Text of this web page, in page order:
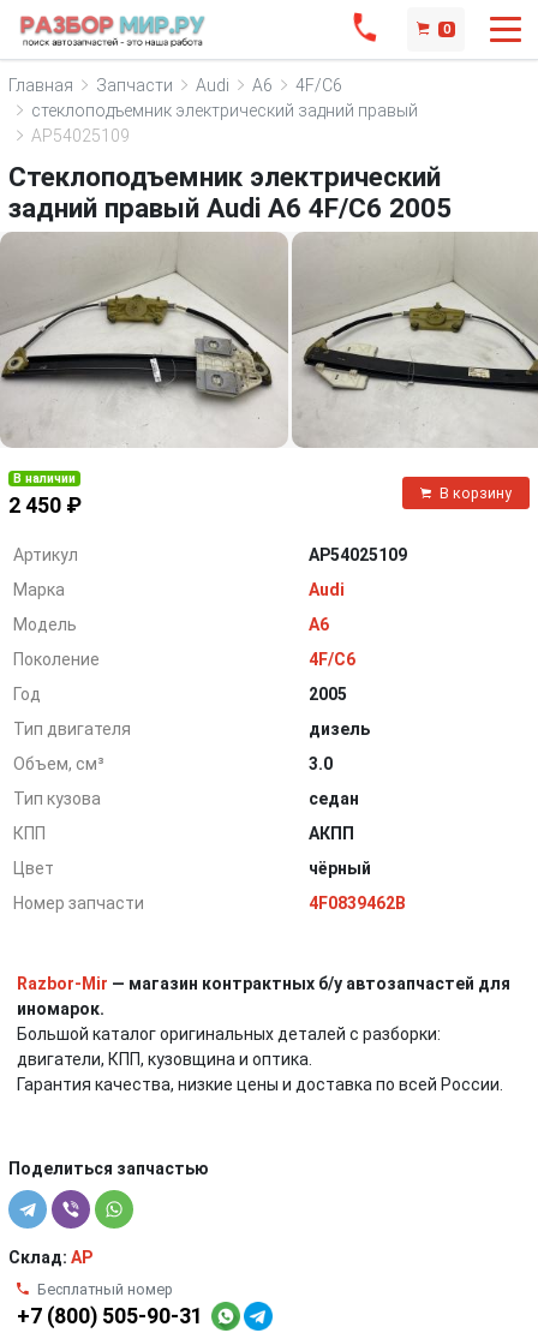
0
Главная Запчасти Audi A6
4F/C6
стеклоподъемник электрический задний правый
AP54025109
Стеклоподъемник электрический
задний правый Audi A6 4F/C6 2005
В наличии
2 450 ₽
В корзину
Артикул
AP54025109
Марка
Audi
Модель
A6
Поколение
4F/C6
Год
2005
Тип двигателя
дизель
Объем, см³
3.0
Тип кузова
седан
КПП
АКПП
Цвет
чёрный
Номер запчасти
4F0839462B
Razbor-Mir — магазин контрактных б/у автозапчастей для
иномарок.
Большой каталог оригинальных деталей с разборки:
двигатели, КПП, кузовщина и оптика.
Гарантия качества, низкие цены и доставка по всей России.
Поделиться запчастью
Склад: AP
Бесплатный номер
+7 (800) 505-90-31